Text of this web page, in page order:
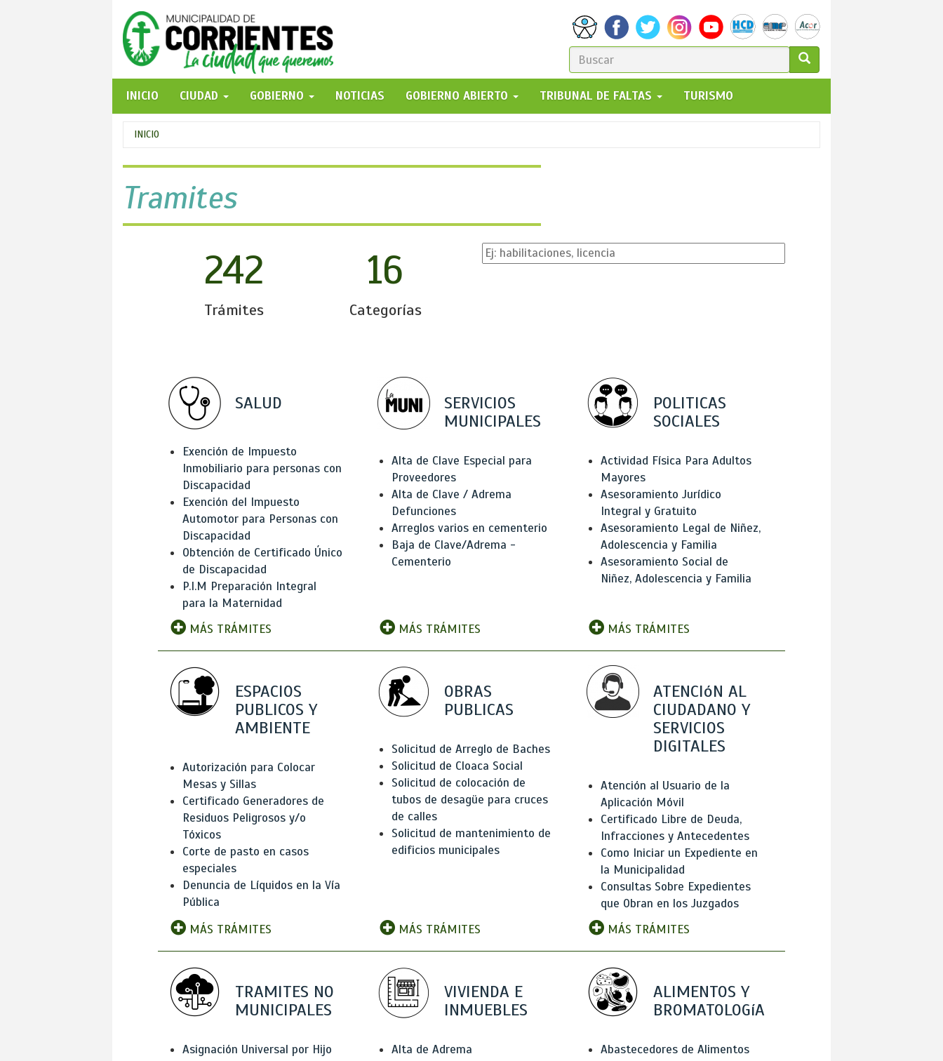
FORMULARIO
DE
BÚSQUEDA
GO!
INICIO
CIUDAD GOBIERNO NOTICIAS GOBIERNO ABIERTO TRIBUNAL DE FALTAS TURISMO
Se
encuentra
usted
aquí
INICIO
Tramites
242
Trámites
16
Categorías
SALUD
Exención de Impuesto
Inmobiliario para personas con
Discapacidad
Exención del Impuesto
Automotor para Personas con
Discapacidad
Obtención de Certificado Único
de Discapacidad
P.I.M Preparación Integral
para la Maternidad
MÁS TRÁMITES
SERVICIOS
MUNICIPALES
Alta de Clave Especial para
Proveedores
Alta de Clave / Adrema
Defunciones
Arreglos varios en cementerio
Baja de Clave/Adrema -
Cementerio
MÁS TRÁMITES
POLITICAS
SOCIALES
Actividad Física Para Adultos
Mayores
Asesoramiento Jurídico
Integral y Gratuito
Asesoramiento Legal de Niñez,
Adolescencia y Familia
Asesoramiento Social de
Niñez, Adolescencia y Familia
MÁS TRÁMITES
ESPACIOS
PUBLICOS Y
AMBIENTE
Autorización para Colocar
Mesas y Sillas
Certificado Generadores de
Residuos Peligrosos y/o
Tóxicos
Corte de pasto en casos
especiales
Denuncia de Líquidos en la Vía
Pública
MÁS TRÁMITES
OBRAS
PUBLICAS
Solicitud de Arreglo de Baches
Solicitud de Cloaca Social
Solicitud de colocación de
tubos de desagüe para cruces
de calles
Solicitud de mantenimiento de
edificios municipales
MÁS TRÁMITES
ATENCIóN AL
CIUDADANO Y
SERVICIOS
DIGITALES
Atención al Usuario de la
Aplicación Móvil
Certificado Libre de Deuda,
Infracciones y Antecedentes
Como Iniciar un Expediente en
la Municipalidad
Consultas Sobre Expedientes
que Obran en los Juzgados
MÁS TRÁMITES
TRAMITES NO
MUNICIPALES
Asignación Universal por Hijo
VIVIENDA E
INMUEBLES
Alta de Adrema
ALIMENTOS Y
BROMATOLOGíA
Abastecedores de Alimentos